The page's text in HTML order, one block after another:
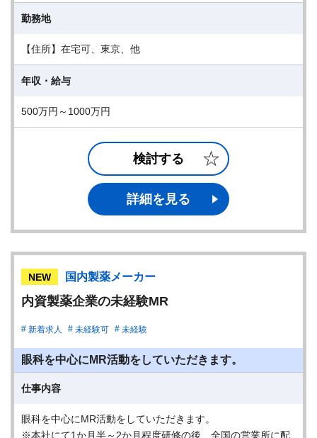
勤務地
【住所】在宅可、東京、他
年収・給与
500万円～1000万円
検討する
詳細を見る
NEW 国内製薬メーカー
内資製薬企業の未経験MR
新着求人 未経験可 未経験
眼科を中心にMR活動をしていただきます。
仕事内容
眼科を中心にMR活動をしていただきます。
※本社にて1か月半～2か月程度研修の後、全国の営業所に配